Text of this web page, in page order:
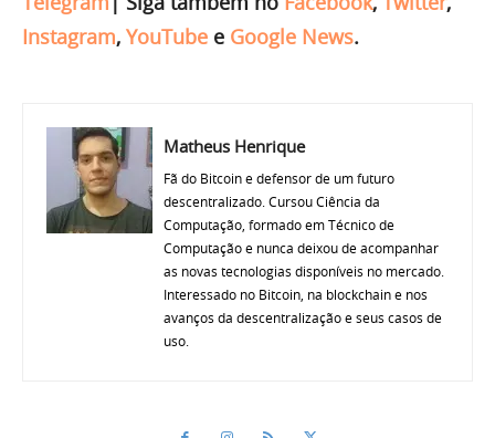
Instagram, YouTube e Google News.
Matheus Henrique
Fã do Bitcoin e defensor de um futuro
descentralizado. Cursou Ciência da
Computação, formado em Técnico de
Computação e nunca deixou de acompanhar
as novas tecnologias disponíveis no mercado.
Interessado no Bitcoin, na blockchain e nos
avanços da descentralização e seus casos de
uso.